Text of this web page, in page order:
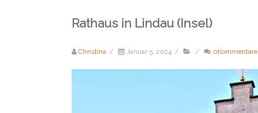
Rathaus in Lindau (Insel)
Christina / Januar 5, 2024 / / 0Kommentare